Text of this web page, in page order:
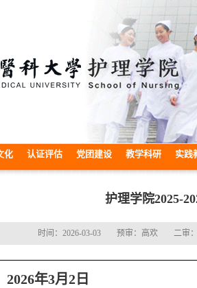
化 认证评估 党团建设 教学科研 实践
护理学院2025-
时间：2026-03-03 预审：高欢 二审
间：2026年3月